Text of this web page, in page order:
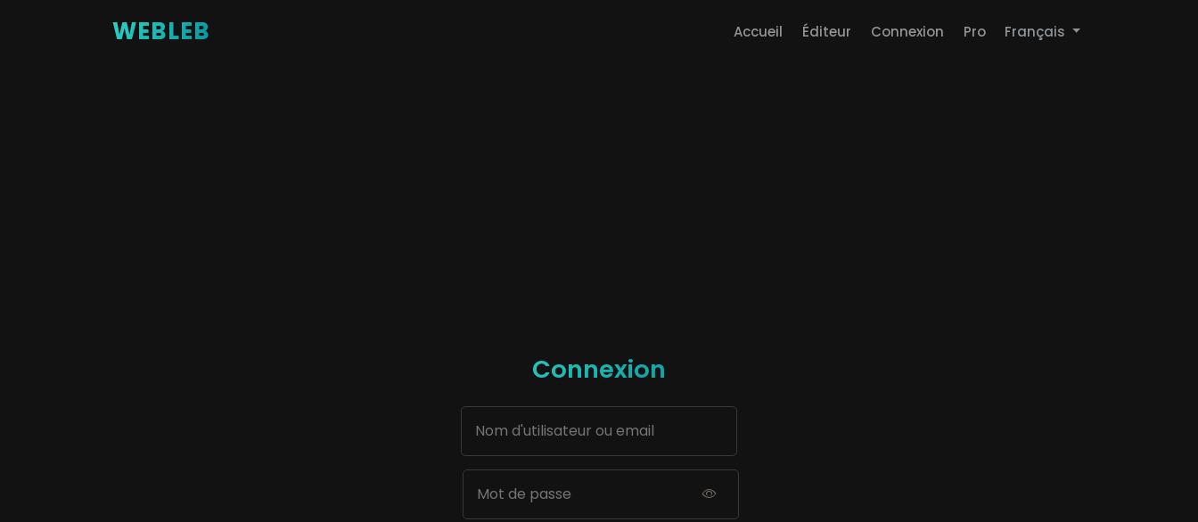
WEBLEB Accueil Éditeur Connexion Pro Français
Connexion